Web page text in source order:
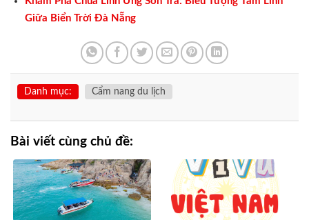
Giữa Biển Trời Đà Nẵng
Danh mục: Cẩm nang du lịch
Bài viết cùng chủ đề: